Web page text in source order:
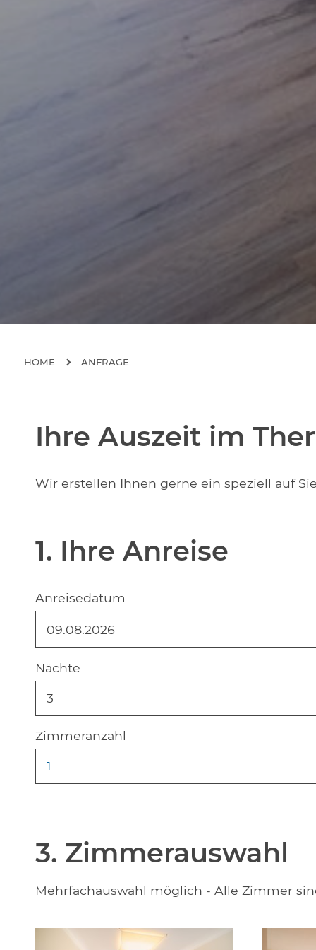
HOME ANFRAGE
Ihre Auszeit im
Wir erstellen Ihnen gerne ein speziell auf
1. Ihre Anreise
Anreisedatum
Nächte
3
Zimmeranzahl
1
3. Zimmerauswahl
Mehrfachauswahl möglich - Alle Zimmer